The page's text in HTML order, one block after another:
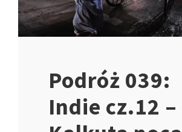
Podróż 039:
Indie cz.12 –